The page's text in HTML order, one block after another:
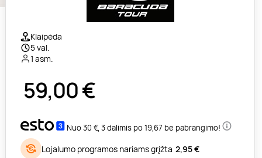
Klaipėda
5 val.
1 asm.
59,00€
Nuo 30 €, 3 dalimis po 19,67 be pabrangimo!
Lojalumo programos nariams grįžta 2,95 €